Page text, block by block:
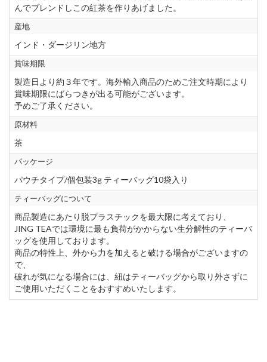
んでブレンドしこの紅茶を作りあげました。
産地
インド・ダージリン地方
賞味期限
製造日より約３年です。海外輸入商品のためご注文時期により
賞味期限にばらつきが出る可能がございます。
予めご了承ください。
原材料
茶
パッケージ
パウチタイプ/個包装3g ティーバッグ10袋入り
ティーバッグについて
商品製造にあたり脱プラスチックを最大限に考えており、
JING TEAでは環境に最も負荷がかからない生分解性のティーバ
ッグを使用しております。
商品の特性上、外から力を加えると破ける場合がございますの
で、
破れが気になる場合には、紐はティーバッグから取り外さずに
ご使用いただくことをおすすめいたします。